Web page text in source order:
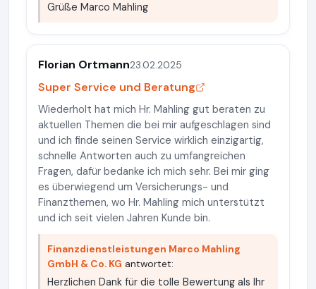
Grüße Marco Mahling
Florian Ortmann23.02.2025
Super Service und Beratung
Wiederholt hat mich Hr. Mahling gut beraten zu
aktuellen Themen die bei mir aufgeschlagen sind
und ich finde seinen Service wirklich einzigartig,
schnelle Antworten auch zu umfangreichen
Fragen, dafür bedanke ich mich sehr. Bei mir ging
es überwiegend um Versicherungs- und
Finanzthemen, wo Hr. Mahling mich unterstützt
und ich seit vielen Jahren Kunde bin.
Finanzdienstleistungen Marco Mahling
GmbH & Co. KG antwortet:
Herzlichen Dank für die tolle Bewertung als Ihr